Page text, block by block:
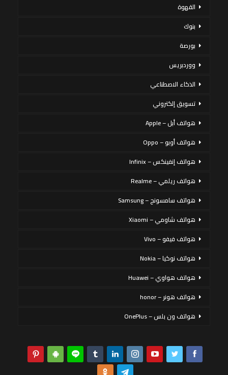
القهوة
بنوك
بورصة
ووردبريس
الذكاء الاصطناعي
تسويق إلكتروني
هواتف أبل – Apple
هواتف أوبو – Oppo
هواتف إنفينكس – Infinix
هواتف ريلمي – Realme
هواتف سامسونج – Samsung
هواتف شاومي – Xiaomi
هواتف فيفو – Vivo
هواتف نوكيا – Nokia
هواتف هواوي – Huawei
هواتف هونر – honor
هواتف ون بلس – OnePlus